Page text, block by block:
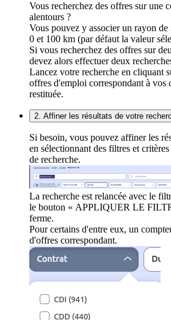
Vous recherchez des offres sur une
alentours ?
Vous pouvez y associer un rayon
0 et 100 km (par défaut la valeur
Si vous recherchez des offres sur
devez alors effectuer deux
Lancez votre recherche en cliquant
offres d'emploi correspondant à vos
restituée.
2. Affiner les résultats de votre
Si besoin, vous pouvez affiner les
en sélectionnant des filtres et
de recherche.
La recherche est relancée avec le
le bouton « APPLIQUER LE
ferme.
Pour certains d'entre eux, un
d'offres correspondant.